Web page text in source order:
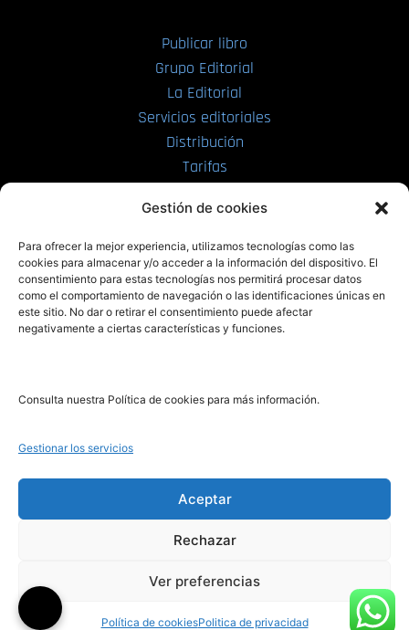
Gestión de cookies
Para ofrecer la mejor experiencia, utilizamos tecnologías como las
cookies para almacenar y/o acceder a la información del dispositivo. El
consentimiento para estas tecnologías nos permitirá procesar datos
como el comportamiento de navegación o las identificaciones únicas en
este sitio. No dar o retirar el consentimiento puede afectar
negativamente a ciertas características y funciones.
Consulta nuestra Política de cookies para más información.
Gestionar los servicios
Aceptar
Rechazar
Ver preferencias
Política de cookiesPolitica de privacidad
Publicar libro
Grupo Editorial
La Editorial
Servicios editoriales
Distribución
Tarifas
PRL | Films
PRL | Play
PRL | LAB
Noticias
Legal
Aviso Legal
Política de Cookies
Política de Privacidad